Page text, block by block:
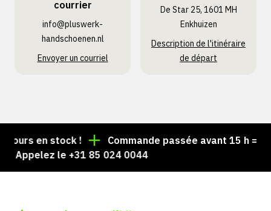
courrier
info@pluswerk­
handschoenen.nl
Envoyer un courriel
De Star 25, 1601 MH
Enkhuizen
Description de l'itinéraire
de départ
en stock !
Commande passée avant 15 h =
Appelez le +31 85 024 0044